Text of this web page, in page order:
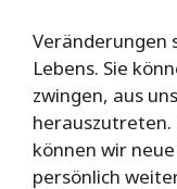
Veränderungen
Lebens. Sie
zwingen, aus
herauszutreten.
können wir
persönlich